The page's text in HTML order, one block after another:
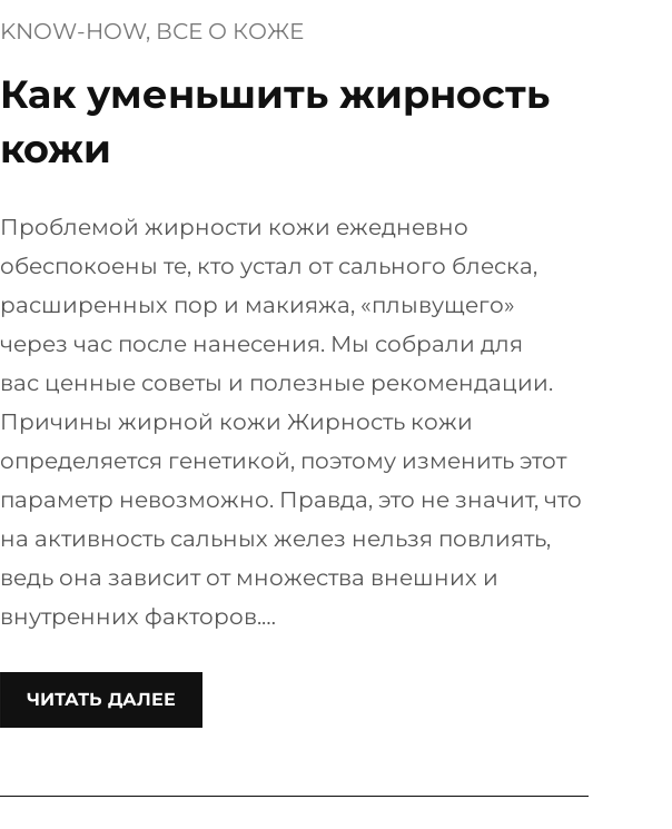
KNOW-HOW, ВСЕ О КОЖЕ
Как уменьшить жирность
кожи
Проблемой жирности кожи ежедневно
обеспокоены те, кто устал от сального блеска,
расширенных пор и макияжа, «плывущего»
через час после нанесения. Мы собрали для
вас ценные советы и полезные рекомендации.
Причины жирной кожи Жирность кожи
определяется генетикой, поэтому изменить этот
параметр невозможно. Правда, это не значит, что
на активность сальных желез нельзя повлиять,
ведь она зависит от множества внешних и
внутренних факторов.…
ЧИТАТЬ ДАЛЕЕ